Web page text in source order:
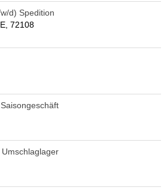
d) Spedition
72108